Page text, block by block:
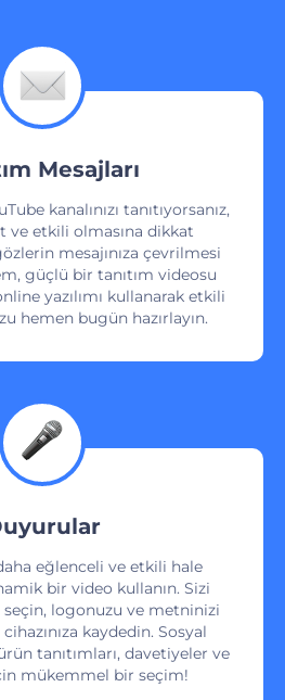
Mesajları
kanalınızı tanıtıyorsanız,
ve etkili olmasına dikkat
mesajınıza çevrilmesi
güçlü bir tanıtım videosu
yazılımı kullanarak etkili
hemen bugün hazırlayın.
eğlenceli ve etkili hale
bir video kullanın. Sizi
logonuzu ve metninizi
kaydedin. Sosyal
tanıtımları, davetiyeler ve
mükemmel bir seçim!